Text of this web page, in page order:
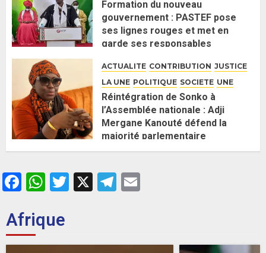
Formation du nouveau
gouvernement : PASTEF pose
ses lignes rouges et met en
garde ses responsables
ACTUALITE CONTRIBUTION JUSTICE
LA UNE POLITIQUE SOCIETE UNE
Réintégration de Sonko à
l’Assemblée nationale : Adji
Mergane Kanouté défend la
majorité parlementaire
26 MAI 2026 0
Facebook
WhatsApp
Twitter
X Telegram
Afrique